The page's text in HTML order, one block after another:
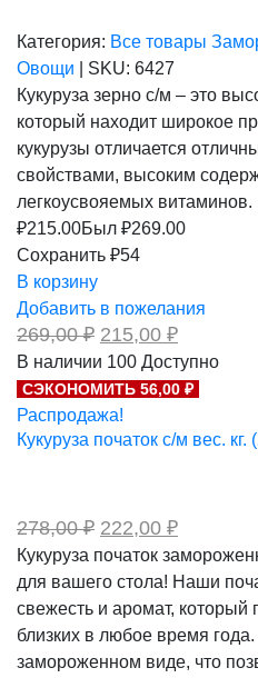
Категория: Все товары
Овощи
SKU: 6427
Кукуруза зерно с/м – это
который находит широкое
кукурузы отличается
свойствами, высоким
легкоусвояемых витаминов.
₽215.00Был ₽269.00
Сохранить ₽54
В корзину
Добавить в пожелания
269,00₽ Первоначальная
цена
составляла
269,00 ₽.
215,00 ₽Текущая
215,00 ₽.
В наличии 100 Доступно
СЭКОНОМИТЬ 56,00 ₽
Распродажа!
Кукуруза початок с/м вес. кг.
278,00₽ Первоначальная
составляла
278,00 ₽.
222,00 ₽Текущая
222,00 ₽.
Кукуруза початок
для вашего стола! Наши
свежесть и аромат, который
близких в любое время
замороженном виде, что